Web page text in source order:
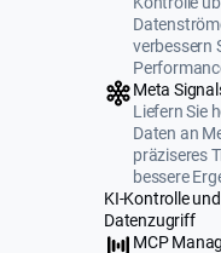
verbessern
Meta
Liefern Sie
Daten an
präziseres
bessere
KI-Kontrolle und
Datenzugriff
MCP